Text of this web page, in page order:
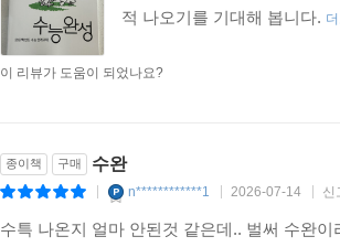
적 나오기를 기대해 봅니다.
이 리뷰가 도움이 되었나요?
종이책 구매 수완
n************1 2026-07-14 신
수특 나온지 얼마 안된것 같은데.. 벌써 수완